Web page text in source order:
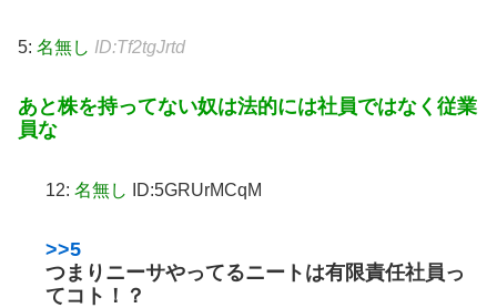
5: 名無し ID:Tf2tgJrtd
あと株を持ってない奴は法的には社員ではなく従業
員な
12: 名無し ID:5GRUrMCqM
>>5
つまりニーサやってるニートは有限責任社員っ
てコト！？